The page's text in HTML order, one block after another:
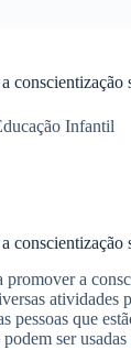
Infantil
a
atividades
pessoas que
ser